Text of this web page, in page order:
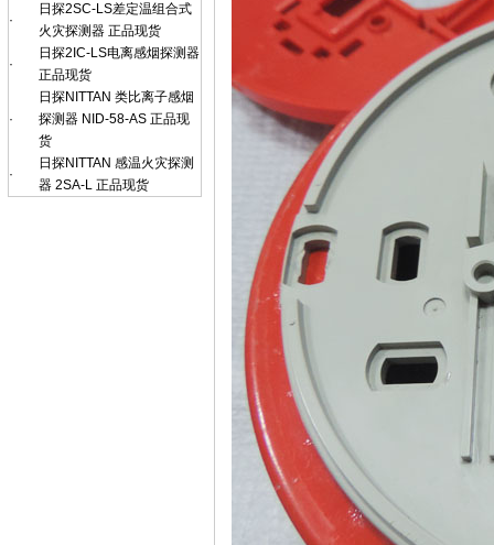
·
日探2SC-LS差定温组合式
火灾探测器 正品现货
·
日探2IC-LS电离感烟探测器
正品现货
·
日探NITTAN 类比离子感烟
探测器 NID-58-AS 正品现
货
·
日探NITTAN 感温火灾探测
器 2SA-L 正品现货